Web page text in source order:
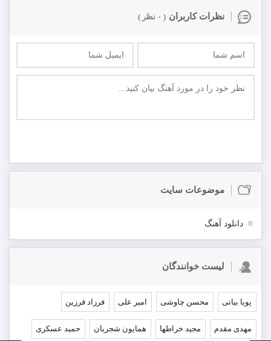
نظرات کاربران ( ۰ نظر )
موضوعات سایت
دانلود آهنگ
لیست خوانندگان
پویا بیاتی محسن چاوشی امیر علی فرزاد فرزین
مهدی مقدم مجید خراطها همایون شجریان حمید عسکری